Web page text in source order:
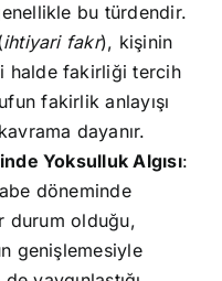
bu türdendir.
ihtiyari fakr), kişinin
halde fakirliği tercih
fakirlik anlayışı
dayanır.
Yoksulluk Algısı:
döneminde
durum olduğu,
genişlemesiyle